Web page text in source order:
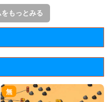
もっとみる
無